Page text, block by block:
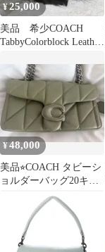
¥25,000
美品 希少COACH
TabbyColorblock Leather
¥48,000
美品⭐︎COACH タビーシ
ョルダーバッグ20キル